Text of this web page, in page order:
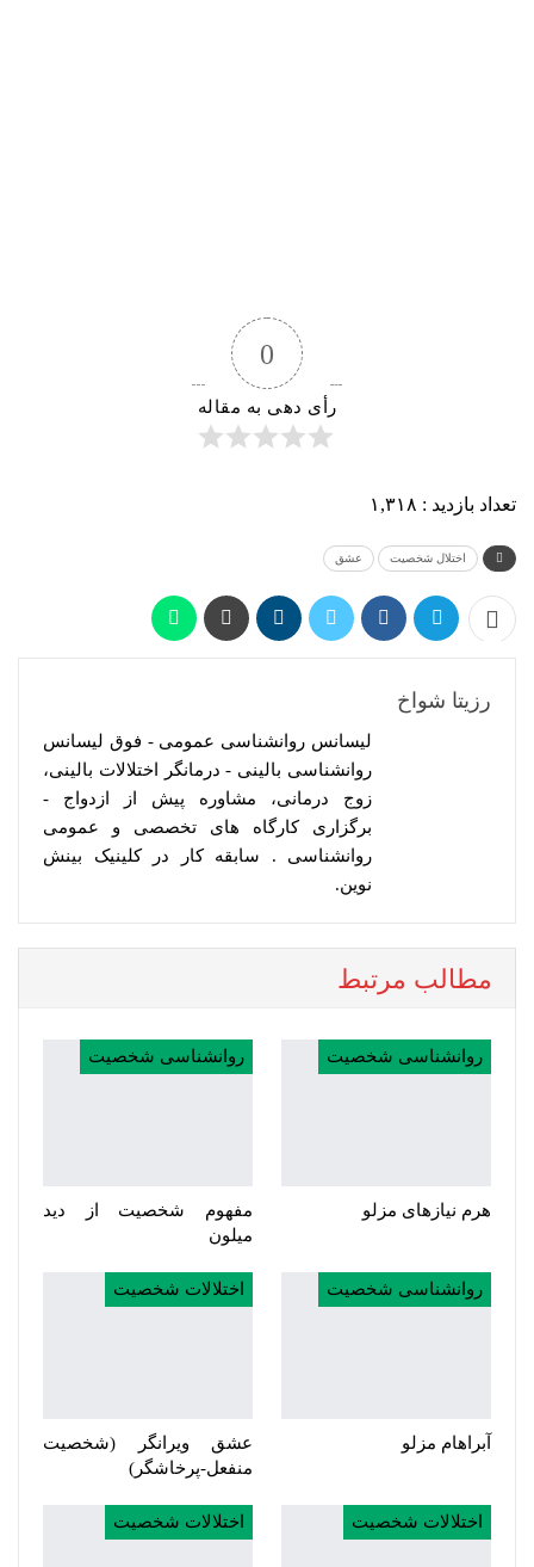
0
رأی دهی به مقاله
تعداد بازدید : ۱,۳۱۸
اختلال شخصیت عشق
رزیتا شواخ
لیسانس روانشناسی عمومی - فوق لیسانس
روانشناسی بالینی - درمانگر اختلالات بالینی،
زوج درمانی، مشاوره پیش از ازدواج -
برگزاری کارگاه های تخصصی و عمومی
روانشناسی . سابقه کار در کلینیک بینش
نوین.
مطالب مرتبط
روانشناسی شخصیت
هرم نیازهای مزلو
روانشناسی شخصیت
مفهوم شخصیت از دید
میلون
روانشناسی شخصیت
آبراهام مزلو
اختلالات شخصیت
عشق ویرانگر (شخصیت
منفعل-پرخاشگر)
اختلالات شخصیت اختلالات شخصیت